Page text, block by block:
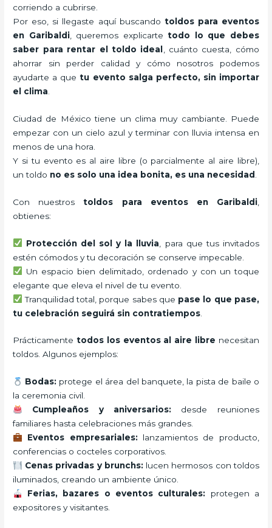
corriendo a cubrirse.
Por eso, si llegaste aquí buscando toldos para eventos
en Garibaldi, queremos explicartetodo lo que debes
saber para rentar el toldo ideal
, cuánto cuesta, cómo
ahorrar sin perder calidad y cómo nosotros podemos
ayudarte a quetu evento salga perfecto, sin importar
el clima
Ciudad de México tiene un clima muy cambiante. Puede
empezar con un cielo azul y terminar con lluvia intensa en
menos de una hora.
Y si tu evento es al aire libre (o parcialmente al aire libre),
un toldo no es solo una idea bonita, es una necesidad
Con nuestrostoldos para eventos en Garibaldi,
obtienes:
Protección del sol y la lluvia , para que tus invitados
estén cómodos y tu decoración se conserve impecable.
Un espacio bien delimitado, ordenado y con un toque
elegante que eleva el nivel de tu evento.
Tranquilidad total, porque sabes que pase lo que pase,
tu celebración seguirá sin contratiempos
Prácticamente todos los eventos al aire libre necesitan
toldos. Algunos ejemplos:
Bodas: protege el área del banquete, la pista de baile o
la ceremonia civil.
Cumpleaños y aniversarios: desde reuniones
familiares hasta celebraciones más grandes.
Eventos empresariales:lanzamientos de producto,
conferencias o cocteles corporativos.
Cenas privadas y brunchs:lucen hermosos con toldos
iluminados, creando un ambiente único.
Ferias, bazares o eventos culturales: protegen a
expositores y visitantes.